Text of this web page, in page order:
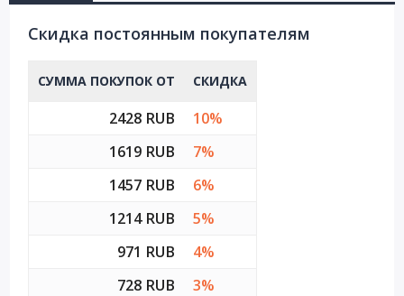
Cкидка постоянным покупателям
СУММА ПОКУПОК ОТ СКИДКА
2428 RUB
10%
1619 RUB
7%
1457 RUB
6%
1214 RUB
5%
971 RUB
4%
728 RUB
3%